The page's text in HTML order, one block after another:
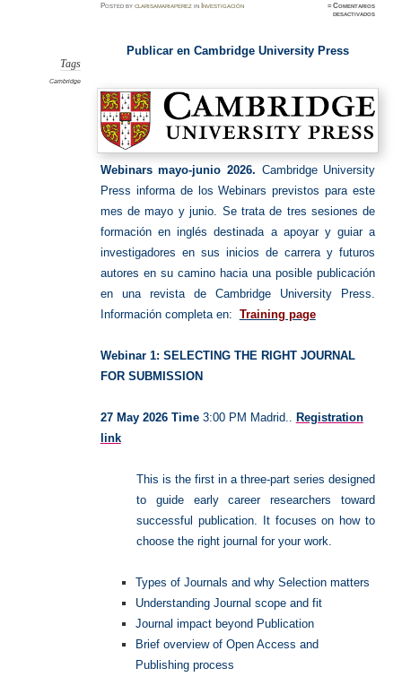
Postedbyclarisamariaperez in Investigación ≈Comentarios
desactivadosen
Tags
Cambridge
Publicar en Cambridge University Press
Webinars mayo-junio 2026. Cambridge University
Press informa de los Webinars previstos para este
mes de mayo y junio. Se trata de tres sesiones de
formación en inglés destinada a apoyar y guiar a
investigadores en sus inicios de carrera y futuros
autores en su camino hacia una posible publicación
en una revista de Cambridge University Press.
Información completa en: Training page
Webinar 1: SELECTING THE RIGHT JOURNAL
FOR SUBMISSION
27 May 2026 Time3:00 PM Madrid.. Registration
link
This is the first in a three-part series designed
to guide early career researchers toward
successful publication. It focuses on how to
choose the right journal for your work.
Types of Journals and why Selection matters
Understanding Journal scope and fit
Journal impact beyond Publication
Brief overview of Open Access and
Publishing process